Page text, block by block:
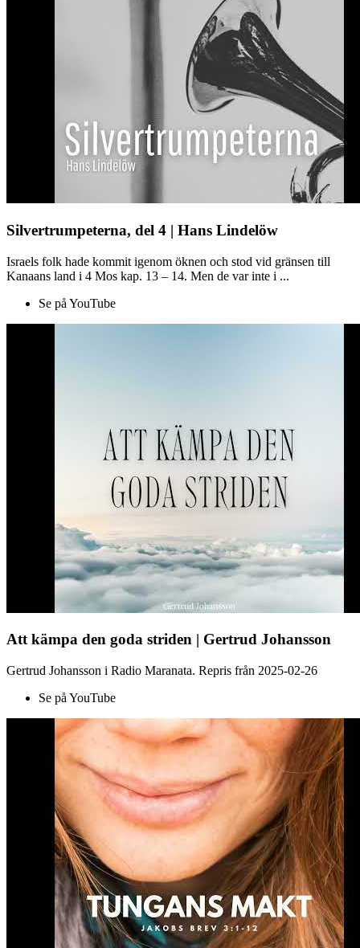
Silvertrumpeterna, del 4 | Hans Lindelöw
Israels folk hade kommit igenom öknen och stod vid gränsen till
Kanaans land i 4 Mos kap. 13 – 14. Men de var inte i ...
Se på YouTube
Att kämpa den goda striden | Gertrud Johansson
Gertrud Johansson i Radio Maranata. Repris från 2025-02-26
Se på YouTube